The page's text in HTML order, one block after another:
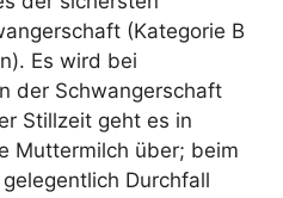
(Kategorie B
Es wird bei
der Schwangerschaft
Stillzeit geht es in
Muttermilch über; beim
Durchfall